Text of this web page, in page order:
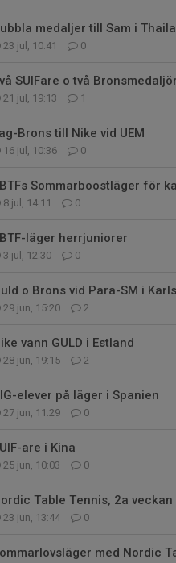
medaljer till Sam i
23 jul, 10:41 0
SUIFare o två
21 jul, 19:13 1
Brons till Nike vid UEM
16 jul, 10:36 0
Sommarboostläger för
8 jul, 14:11 0
läger herrjuniorer
3 jul, 12:30 0
o Brons vid Para-SM i
29 jun, 15:20 2
vann GULD i Estland
28 jun, 19:15 2
elever på läger i Spanien
27 jun, 11:29 0
are i Kina
25 jun, 10:03 0
Table Tennis, 2a veckan
23 jun, 13:44 0
med Nordic